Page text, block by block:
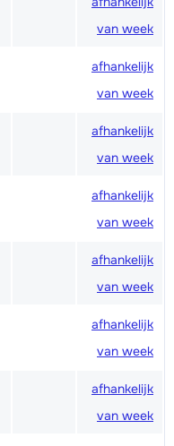
van week
afhankelijk
van week
afhankelijk
van week
afhankelijk
van week
afhankelijk
van week
afhankelijk
van week
afhankelijk
van week